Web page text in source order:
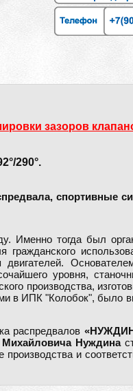
зазоров
290°.
спортивные
Именно тогда был
двигателей.
уровня,
производства,
в ИПК "Колобок", было
распредвалов
Михайловича Нуждина
и